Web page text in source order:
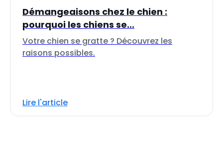
Démangeaisons chez le chien :
pourquoi les chiens se...
Votre chien se gratte ? Découvrez les
raisons possibles.
Lire l'article